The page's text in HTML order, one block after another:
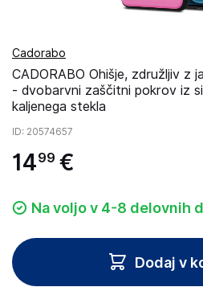
Cadorabo
CADORABO Ohišje, združljiv z
- dvobarvni zaščitni pokrov iz
kaljenega stekla
ID: 20574657
1499 €
Na voljo v 4-8 delovnih
Dodaj v